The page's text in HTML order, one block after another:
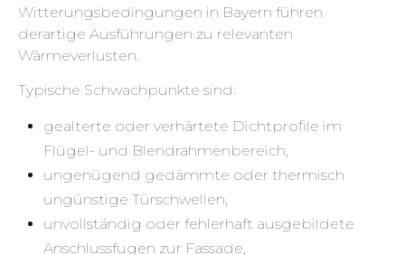
Witterungsbedingungen in Bayern führen
derartige Ausführungen zu relevanten
Wärmeverlusten.
Typische Schwachpunkte sind:
gealterte oder verhärtete Dichtprofile im
Flügel- und Blendrahmenbereich,
ungenügend gedämmte oder thermisch
ungünstige Türschwellen,
unvollständig oder fehlerhaft ausgebildete
Anschlussfugen zur Fassade,